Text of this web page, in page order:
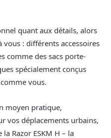
quant aux détails, alors
vous : différents accessoires
comme des sacs porte-
spécialement conçus
vous.
moyen pratique,
vos déplacements urbains,
Razor ESKM H – la